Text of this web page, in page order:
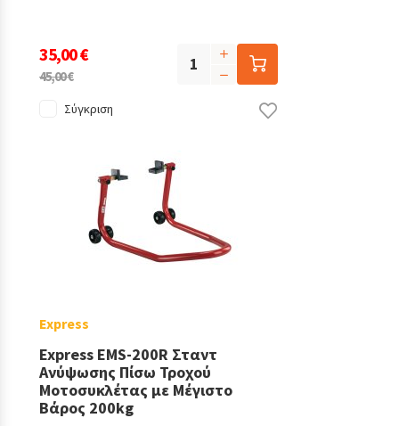
35,00 €
45,00 €
Σύγκριση
Express
Express EMS-200R Σταντ
Ανύψωσης Πίσω Τροχού
Μοτοσυκλέτας με Μέγιστο
Βάρος 200kg